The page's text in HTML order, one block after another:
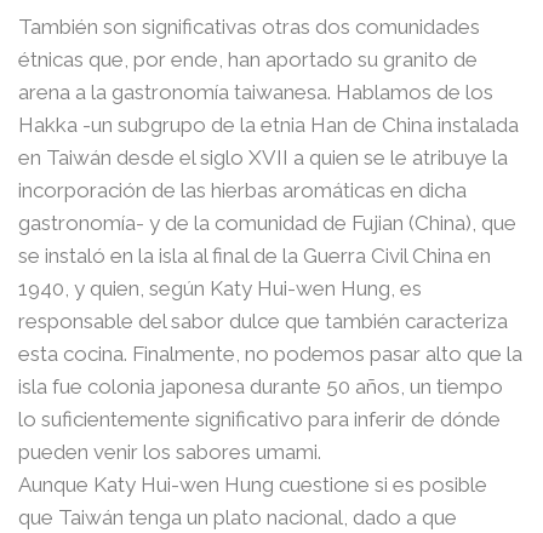
También son significativas otras dos comunidades
étnicas que, por ende, han aportado su granito de
arena a la gastronomía taiwanesa. Hablamos de los
Hakka -un subgrupo de la etnia Han de China instalada
en Taiwán desde el siglo XVII a quien se le atribuye la
incorporación de las hierbas aromáticas en dicha
gastronomía- y de la comunidad de Fujian (China), que
se instaló en la isla al final de la Guerra Civil China en
1940, y quien, según Katy Hui-wen Hung, es
responsable del sabor dulce que también caracteriza
esta cocina. Finalmente, no podemos pasar alto que la
isla fue colonia japonesa durante 50 años, un tiempo
lo suficientemente significativo para inferir de dónde
pueden venir los sabores umami.
Aunque Katy Hui-wen Hung cuestione si es posible
que Taiwán tenga un plato nacional, dado a que